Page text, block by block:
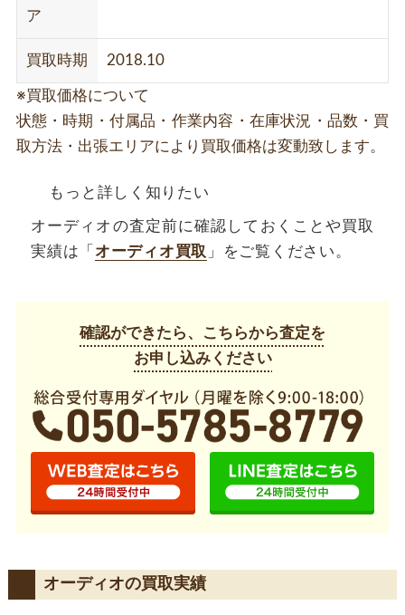
ア
買取時期 2018.10
※買取価格について
状態・時期・付属品・作業内容・在庫状況・品数・買
取方法・出張エリアにより買取価格は変動致します。
もっと詳しく知りたい
オーディオの査定前に確認しておくことや買取
実績は「 オーディオ買取 」をご覧ください。
確認ができたら、こちらから査定を
お申し込みください
オーディオの買取実績